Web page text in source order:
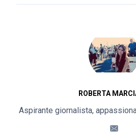
ROBERTA
Aspirante giornalista,